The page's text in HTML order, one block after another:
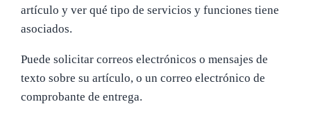
artículo y ver qué tipo de servicios y funciones tiene
asociados.
Puede solicitar correos electrónicos o mensajes de
texto sobre su artículo, o un correo electrónico de
comprobante de entrega.